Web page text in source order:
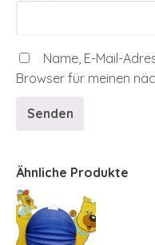
Name, E-Mail-
Browser für meinen
Ähnliche Produkte